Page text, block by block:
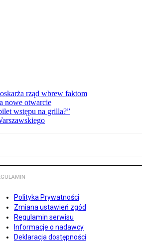
rząd wbrew faktom
nowe otwarcie
wstępu na grilla?”
Polityka Prywatności
Zmiana ustawień zgód
Regulamin serwisu
Informacje o nadawcy
Deklaracja dostępności